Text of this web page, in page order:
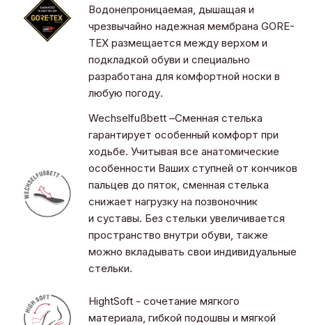
Водонепроницаемая, дышащая и
чрезвычайно надежная мембрана GORE-
TEX размещается между верхом и
подкладкой обуви и специально
разработана для комфортной носки в
любую погоду.
Wechselfußbett –Сменная стелька
гарантирует особенный комфорт при
ходьбе. Учитывая все анатомические
особенности Ваших ступней от кончиков
пальцев до пяток, сменная стелька
снижает нагрузку на позвоночник
и суставы. Без стельки увеличивается
пространство внутри обуви, также
можно вкладывать свои индивидуальные
стельки.
HightSoft - сочетание мягкого
материала, гибкой подошвы и мягкой